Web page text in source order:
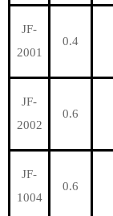
JF-
2001
0.4
JF-
2002
0.6
JF-
1004
0.6